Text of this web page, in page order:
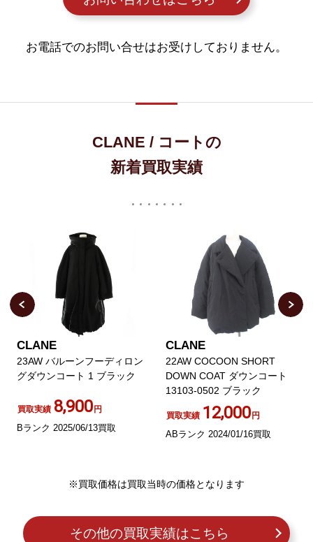
お電話でのお問い合せはお受けしておりません。
CLANE / コートの
新着買取実績
CLANE
23AW バルーンフーディロン
グダウンコート 1 ブラック
買取実績 8,900円
Bランク 2025/06/13買取
CLANE
22AW COCOON SHORT
DOWN COAT ダウンコート
13103-0502 ブラック
買取実績 12,000円
ABランク 2024/01/16買取
※買取価格は買取当時の価格となります
その他の買取実績はこちら